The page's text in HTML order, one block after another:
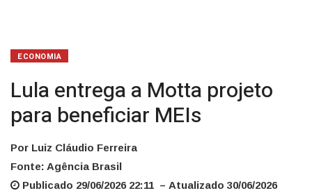
ECONOMIA
Lula entrega a Motta projeto
para beneficiar MEIs
Por Luiz Cláudio Ferreira
Fonte: Agência Brasil
Publicado 29/06/2026 22:11 – Atualizado 30/06/2026